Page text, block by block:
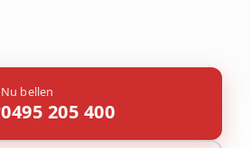
Nu bellen
0495 205 400